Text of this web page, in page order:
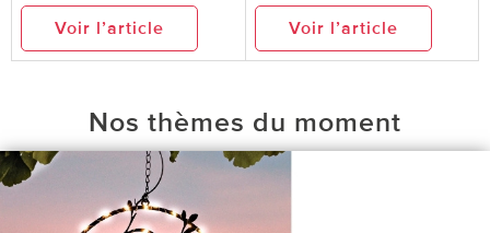
Voir l’article Voir l’article
Nos thèmes du moment